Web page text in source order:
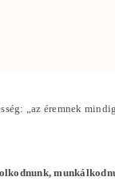
„az éremnek